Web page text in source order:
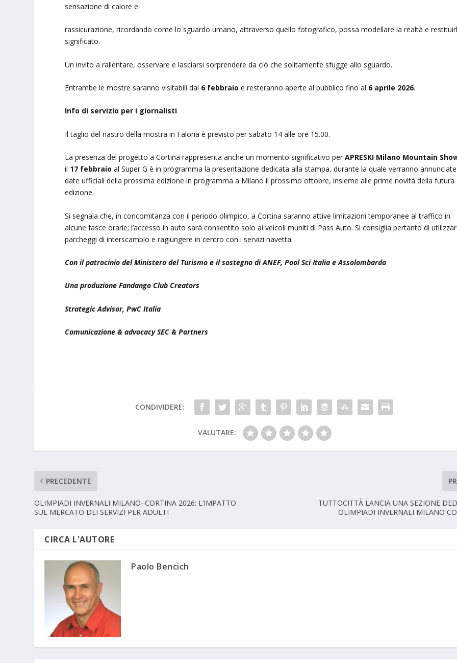
sensazione di calore e
rassicurazione, ricordando come lo sguardo umano, attraverso quello fotografico, possa modellare la realtà e
significato.
Un invito a rallentare, osservare e lasciarsi sorprendere da ciò che solitamente sfugge allo sguardo.
Entrambe le mostre saranno visitabili dal 6 febbraio e resteranno aperte al pubblico fino al 6 aprile 2026.
Info di servizio per i giornalisti
Il taglio del nastro della mostra in Faloria è previsto per sabato 14 alle ore 15.00.
La presenza del progetto a Cortina rappresenta anche un momento significativo perAPRESKI Milano Mountain
il 17 febbraio al Super G è in programma la presentazione dedicata alla stampa, durante la quale verranno
date ufficiali della prossima edizione in programma a Milano il prossimo ottobre, insieme alle prime novità della futura
edizione.
Si segnala che, in concomitanza con il periodo olimpico, a Cortina saranno attive limitazioni temporanee al traffico in
alcune fasce orarie; l’accesso in auto sarà consentito solo ai veicoli muniti di Pass Auto. Si consiglia pertanto di
parcheggi di interscambio e ragiungere in centro con i servizi navetta.
Con il patrocinio del Ministero del Turismo e il sostegno di ANEF, Pool Sci Italia e Assolombarda
Una produzione Fandango Club Creators
Strategic Advisor, PwC Italia
Comunicazione & advocacy SEC & Partners
CONDIVIDERE:
VALUTARE:
PRECEDENTE
OLIMPIADI INVERNALI MILANO–CORTINA 2026: L’IMPATTO
SUL MERCATO DEI SERVIZI PER ADULTI
TUTTOCITTÀ LANCIA UNA SEZIONE
OLIMPIADI INVERNALI MILANO
CIRCA L'AUTORE
Paolo Bencich